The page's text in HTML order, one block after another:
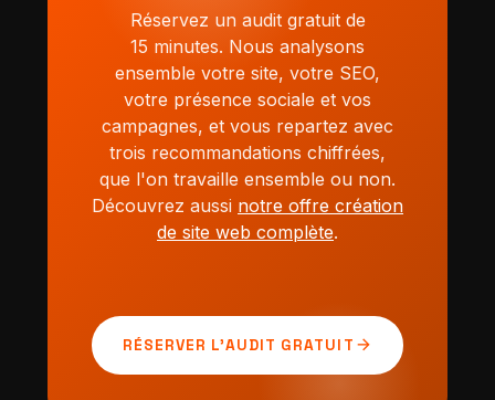
Réservez un audit gratuit de
15 minutes. Nous analysons
ensemble votre site, votre SEO,
votre présence sociale et vos
campagnes, et vous repartez avec
trois recommandations chiffrées,
que l'on travaille ensemble ou non.
Découvrez aussi notre offre création
de site web complète.
RÉSERVER L'AUDIT GRATUIT arrow_forward